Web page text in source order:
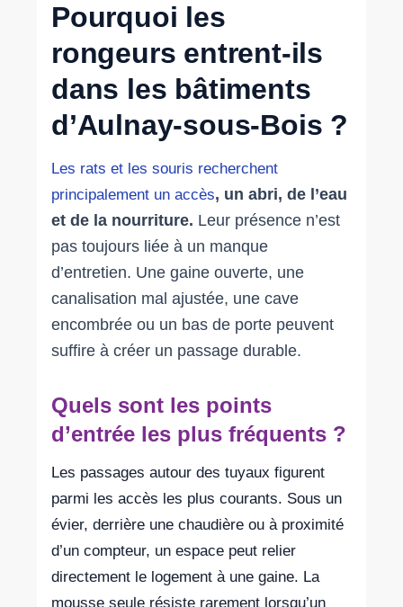
Pourquoi les
rongeurs entrent-ils
dans les bâtiments
d’Aulnay-sous-Bois ?
Les rats et les souris recherchent
principalement un accès, un abri, de l’eau
et de la nourriture. Leur présence n’est
pas toujours liée à un manque
d’entretien. Une gaine ouverte, une
canalisation mal ajustée, une cave
encombrée ou un bas de porte peuvent
suffire à créer un passage durable.
Quels sont les points
d’entrée les plus fréquents ?
Les passages autour des tuyaux figurent
parmi les accès les plus courants. Sous un
évier, derrière une chaudière ou à proximité
d’un compteur, un espace peut relier
directement le logement à une gaine. La
mousse seule résiste rarement lorsqu’un